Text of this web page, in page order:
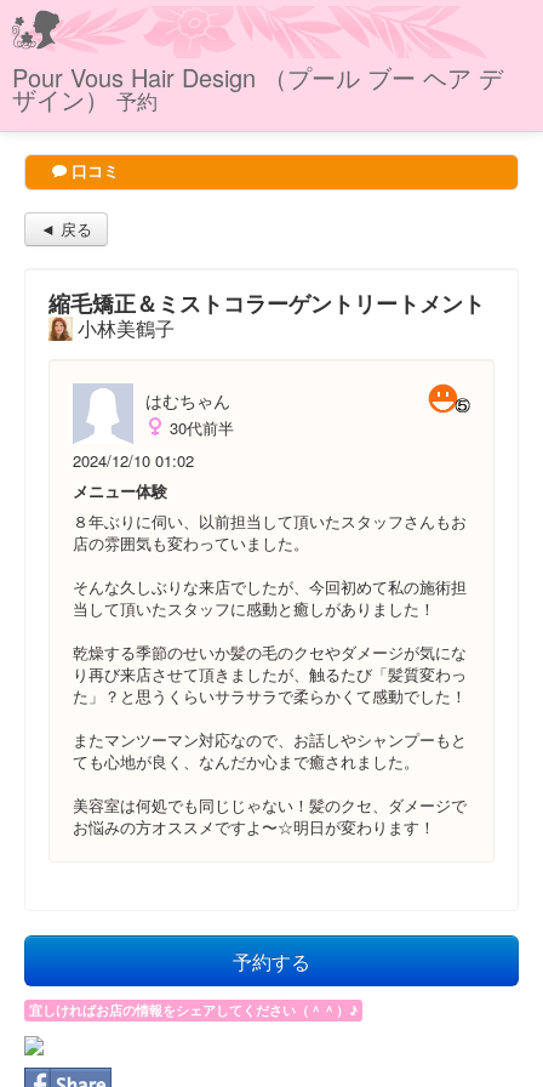
Pour Vous Hair Design （プール ブー ヘア デ
ザイン）予約
口コミ
◄ 戻る
縮毛矯正＆ミストコラーゲントリートメント
小林美鶴子
はむちゃん
30代前半
2024/12/10 01:02
メニュー体験
８年ぶりに伺い、以前担当して頂いたスタッフさんもお
店の雰囲気も変わっていました。
そんな久しぶりな来店でしたが、今回初めて私の施術担
当して頂いたスタッフに感動と癒しがありました！
乾燥する季節のせいか髪の毛のクセやダメージが気にな
り再び来店させて頂きましたが、触るたび「髪質変わっ
た」？と思うくらいサラサラで柔らかくて感動でした！
またマンツーマン対応なので、お話しやシャンプーもと
ても心地が良く、なんだか心まで癒されました。
美容室は何処でも同じじゃない！髪のクセ、ダメージで
お悩みの方オススメですよ〜☆明日が変わります！
予約する
宜しければお店の情報をシェアしてください（＾＾）♪